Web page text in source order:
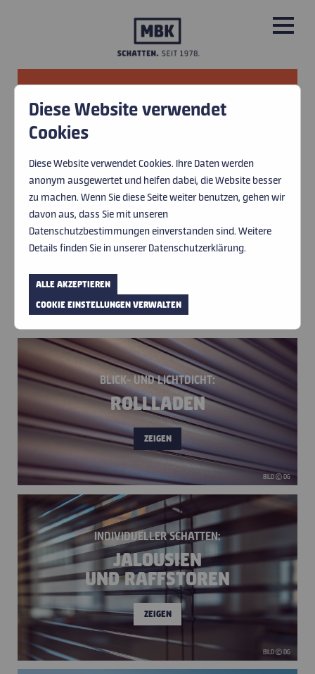
LEISTUNGEN
ÜBER UNS
IMPRESSIONEN
AKTUELLES
RABATTE
KARRIERE
KONTAKT
Markisen
Raffstoren
GROSSFLÄCHIGE BESCHATTUNG:
MARKISEN
BILD © DG
BLICK- UND LICHTDICHT:
ROLLLADEN
ZEIGEN
BILD © DG
INDIVIDUELLER SCHATTEN:
JALOUSIEN
UND RAFFSTOREN
ZEIGEN
Diese Website verwendet
Cookies
Diese Website verwendet Cookies. Ihre Daten werden
anonym ausgewertet und helfen dabei, die Website besser
zu machen. Wenn Sie diese Seite weiter benutzen, gehen wir
davon aus, dass Sie mit unseren
Datenschutzbestimmungen einverstanden sind. Weitere
Details finden Sie in unserer Datenschutzerklärung.
ALLE AKZEPTIEREN
COOKIE EINSTELLUNGEN VERWALTEN